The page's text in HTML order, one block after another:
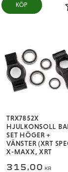
i favoriter
KÖP
TRX7852X
HJULKONSOLL
SET HÖGER +
VÄNSTER (XRT
X-MAXX, XRT
315,00 KR